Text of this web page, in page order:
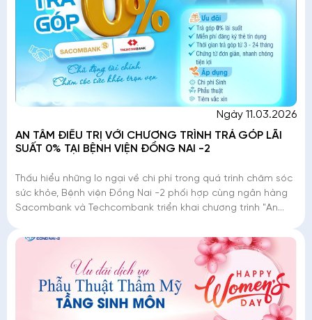
Ngày 11.03.2026
AN TÂM ĐIỀU TRỊ VỚI CHƯƠNG TRÌNH TRẢ GÓP LÃI
SUẤT 0% TẠI BỆNH VIỆN ĐỒNG NAI -2
Thấu hiểu những lo ngại về chi phí trong quá trình chăm sóc
sức khỏe, Bệnh viện Đồng Nai -2 phối hợp cùng ngân hàng
Sacombank và Techcombank triển khai chương trình "An